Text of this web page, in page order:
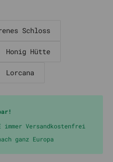
Schloss
Honig Hütte
Lorcana
Versandkostenfrei
ganz Europa